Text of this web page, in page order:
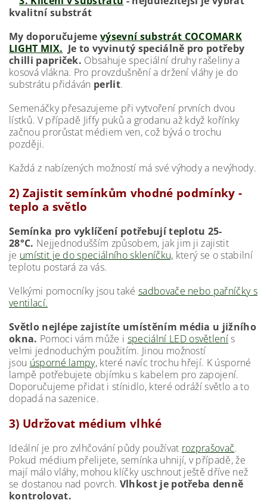
kvalitní substrát
My doporučujemevýsevní substrát COCOMARK
LIGHT MIX. Je to vyvinutý speciálně pro potřeby
chilli papriček. Obsahuje speciální druhy rašeliny a
kosová vlákna. Pro provzdušnění a držení vláhy je do
substrátu přidáván perlit.
Semenáčky přesazujeme při vytvoření prvních dvou
lístků. V případě Jiffy puků a grodanu až když kořínky
začnou prorůstat médiem ven, což bývá o trochu
později.
Každá z nabízených možností má své výhody a nevýhody.
2) Zajistit semínkům vhodné podmínky -
teplo a světlo
Semínka pro vyklíčení potřebují teplotu 25-
28°C. Nejjednodušším způsobem, jak jim ji zajistit
je umístit je do speciálního skleníčku, který se o stabilní
teplotu postará za vás.
Velkými pomocníky jsou také sadbovače nebo pařníčky s
ventilací.
Světlo nejlépe zajistíte umístěním média u jižního
okna. Pomoci vám může i speciální LED osvětlenís
velmi jednoduchým použitím. Jinou možností
jsou úsporné lampy, které navíc trochu hřejí. K úsporné
lampě potřebujete objímku s kabelem pro zapojení.
Doporučujeme přidat i stínidlo, které odráží světlo a to
dopadá na sazenice.
3) Udržovat médium vlhké
Ideální je pro zvlhčování půdy používat rozprašovač.
Pokud médium přelijete, semínka uhnijí, v případě, že
mají málo vláhy, mohou klíčky uschnout ještě dříve než
se dostanou nad povrch. Vlhkost je potřeba denně
kontrolovat.